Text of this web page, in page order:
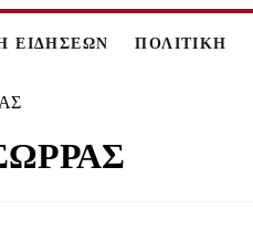
ΕΙΔΗΣΕΩΝ ΠΟΛΙΤΙΚΗ